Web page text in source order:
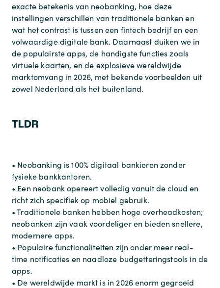
exacte betekenis van neobanking, hoe deze
instellingen verschillen van traditionele banken en
wat het contrast is tussen een fintech bedrijf en een
volwaardige digitale bank. Daarnaast duiken we in
de populairste apps, de handigste functies zoals
virtuele kaarten, en de explosieve wereldwijde
marktomvang in 2026, met bekende voorbeelden uit
zowel Nederland als het buitenland.
TLDR
• Neobanking is 100% digitaal bankieren zonder
fysieke bankkantoren.
• Een neobank opereert volledig vanuit de cloud en
richt zich specifiek op mobiel gebruik.
• Traditionele banken hebben hoge overheadkosten;
neobanken zijn vaak voordeliger en bieden snellere,
modernere apps.
• Populaire functionaliteiten zijn onder meer real-
time notificaties en naadloze budgetteringstools in de
apps.
• De wereldwijde markt is in 2026 enorm gegroeid